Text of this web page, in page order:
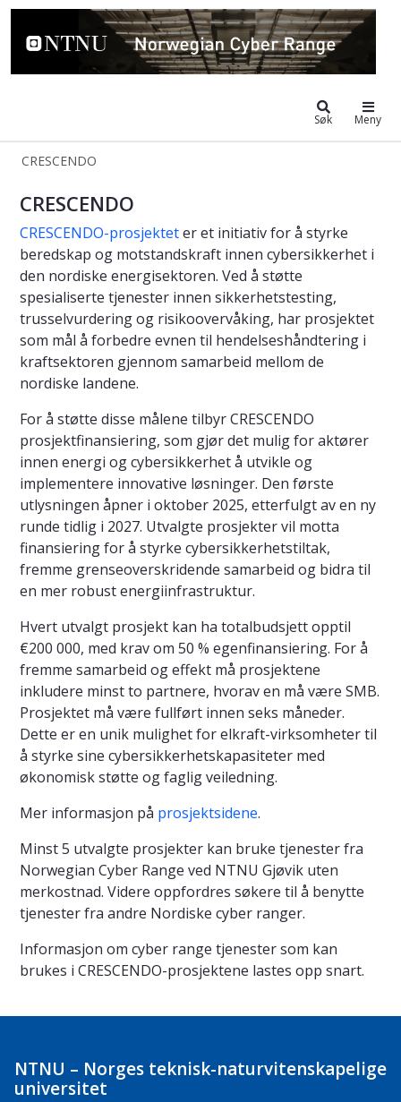
Norwegian Cyber Range
Søk Meny
CRESCENDO
CRESCENDO
CRESCENDO
CRESCENDO-prosjekteter et initiativ for å styrke
beredskap og motstandskraft innen cybersikkerhet i
den nordiske energisektoren. Ved å støtte
spesialiserte tjenester innen sikkerhetstesting,
trusselvurdering og risikoovervåking, har prosjektet
som mål å forbedre evnen til hendelseshåndtering i
kraftsektoren gjennom samarbeid mellom de
nordiske landene.
For å støtte disse målene tilbyr CRESCENDO
prosjektfinansiering, som gjør det mulig for aktører
innen energi og cybersikkerhet å utvikle og
implementere innovative løsninger. Den første
utlysningen åpner i oktober 2025, etterfulgt av en ny
runde tidlig i 2027. Utvalgte prosjekter vil motta
finansiering for å styrke cybersikkerhetstiltak,
fremme grenseoverskridende samarbeid og bidra til
en mer robust energiinfrastruktur.
Hvert utvalgt prosjekt kan ha totalbudsjett opptil
€200 000, med krav om 50 % egenfinansiering. For å
fremme samarbeid og effekt må prosjektene
inkludere minst to partnere, hvorav en må være SMB.
Prosjektet må være fullført innen seks måneder.
Dette er en unik mulighet for elkraft-virksomheter til
å styrke sine cybersikkerhetskapasiteter med
økonomisk støtte og faglig veiledning.
Mer informasjon på prosjektsidene.
Minst 5 utvalgte prosjekter kan bruke tjenester fra
Norwegian Cyber Range ved NTNU Gjøvik uten
merkostnad. Videre oppfordres søkere til å benytte
tjenester fra andre Nordiske cyber ranger.
Informasjon om cyber range tjenester som kan
brukes i CRESCENDO-prosjektene lastes opp snart.
NTNU – Norges teknisk-naturvitenskapelige
universitet